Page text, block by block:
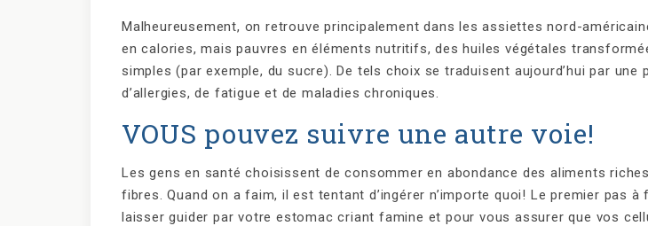
Malheureusement, on retrouve principalement dans les assiettes nord-
en calories, mais pauvres en éléments nutritifs, des huiles végétales
simples (par exemple, du sucre). De tels choix se traduisent aujourd’hui par
d’allergies, de fatigue et de maladies chroniques.
VOUS pouvez suivre une autre voie!
Les gens en santé choisissent de consommer en abondance des aliments
fibres. Quand on a faim, il est tentant d’ingérer n’importe quoi! Le premier pas
laisser guider par votre estomac criant famine et pour vous assurer que vos